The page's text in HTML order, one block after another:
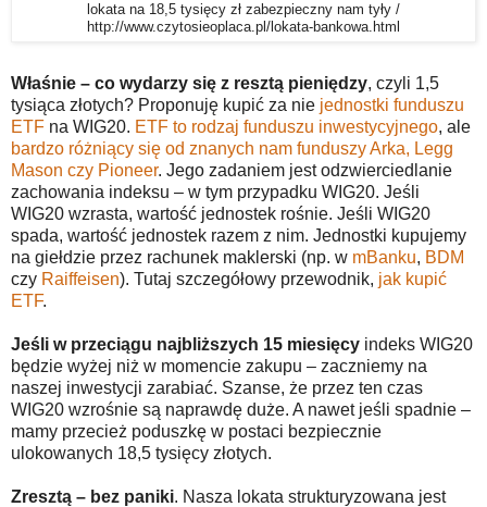
lokata na 18,5 tysięcy zł zabezpieczny nam tyły /
http://www.czytosieoplaca.pl/lokata-bankowa.html
Właśnie – co wydarzy się z resztą pieniędzy, czyli 1,5
tysiąca złotych? Proponuję kupić za nie jednostki funduszu
ETF na WIG20. ETF to rodzaj funduszu inwestycyjnego, ale
bardzo różniący się od znanych nam funduszy Arka, Legg
Mason czy Pioneer. Jego zadaniem jest odzwierciedlanie
zachowania indeksu – w tym przypadku WIG20. Jeśli
WIG20 wzrasta, wartość jednostek rośnie. Jeśli WIG20
spada, wartość jednostek razem z nim. Jednostki kupujemy
na giełdzie przez rachunek maklerski (np. w mBanku, BDM
czy Raiffeisen). Tutaj szczegółowy przewodnik, jak kupić
ETF.
Jeśli w przeciągu najbliższych 15 miesięcy indeks WIG20
będzie wyżej niż w momencie zakupu – zaczniemy na
naszej inwestycji zarabiać. Szanse, że przez ten czas
WIG20 wzrośnie są naprawdę duże. A nawet jeśli spadnie –
mamy przecież poduszkę w postaci bezpiecznie
ulokowanych 18,5 tysięcy złotych.
Zresztą – bez paniki. Nasza lokata strukturyzowana jest